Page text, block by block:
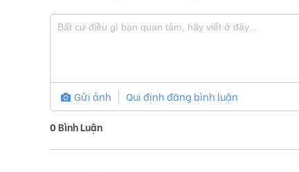
Gửi ảnh Qui định đăng bình luận
0Bình Luận